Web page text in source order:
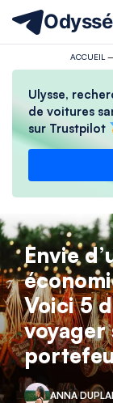
ACCUEIL
Ulysse,
de voitures
sur Trustpilot
Envie
Voici 5
voyager
ANNA